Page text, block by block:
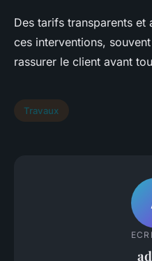
Des tarifs transparents et
ces interventions,
rassurer le client avant
Travaux